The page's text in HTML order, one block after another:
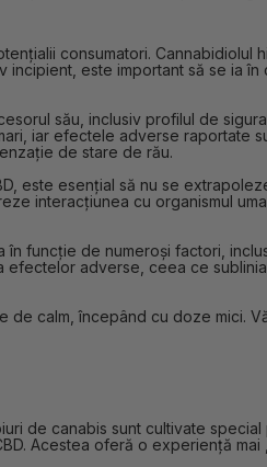
consumatori. Cannabidiolul
este important să se ia
său, inclusiv profilul de
iar efectele adverse raportate
de stare de rău.
este esențial să nu se
interacțiunea cu organismul
funcție de numeroși factori,
efectelor adverse, ceea ce
calm, începând cu doze mici.
de canabis sunt cultivate
Acestea oferă o experiență